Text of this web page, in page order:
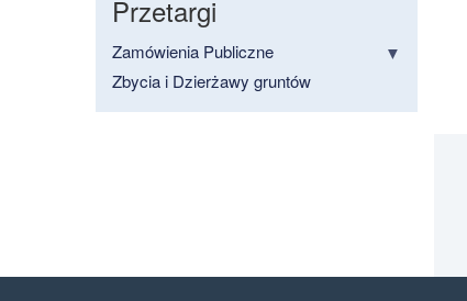
Przetargi
Zamówienia Publiczne
Zbycia i Dzierżawy gruntów